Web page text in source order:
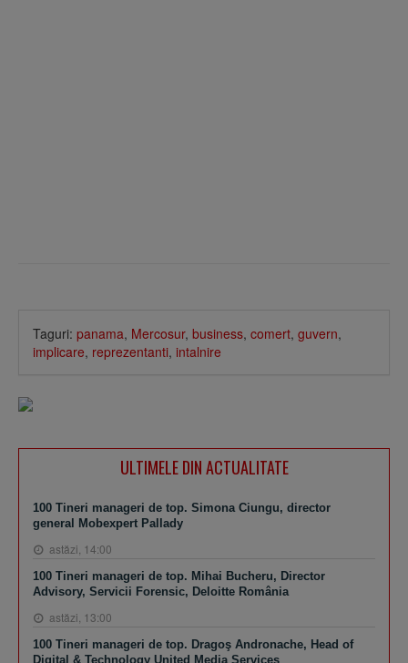
Taguri: panama, Mercosur, business, comert, guvern,
implicare, reprezentanti, intalnire
ULTIMELE DIN ACTUALITATE
100 Tineri manageri de top. Simona Ciungu, director
general Mobexpert Pallady
astăzi, 14:00
100 Tineri manageri de top. Mihai Bucheru, Director
Advisory, Servicii Forensic, Deloitte România
astăzi, 13:00
100 Tineri manageri de top. Dragoş Andronache, Head of
Digital & Technology United Media Services